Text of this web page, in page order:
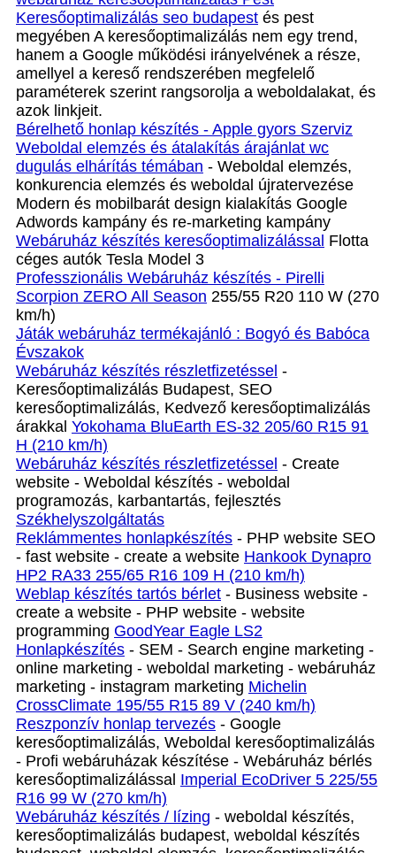
Keresőoptimalizálás seo budapest és pest
megyében A keresőoptimalizálás nem egy trend,
hanem a Google működési irányelvének a része,
amellyel a kereső rendszerében megfelelő
paraméterek szerint rangsorolja a weboldalakat, és
azok linkjeit.
Bérelhető honlap készítés - Apple gyors Szerviz
Weboldal elemzés és átalakítás árajánlat wc
dugulás elhárítás témában - Weboldal elemzés,
konkurencia elemzés és weboldal újratervezése
Modern és mobilbarát design kialakítás Google
Adwords kampány és re-marketing kampány
Webáruház készítés keresőoptimalizálással Flotta
céges autók Tesla Model 3
Professzionális Webáruház készítés - Pirelli
Scorpion ZERO All Season 255/55 R20 110 W (270
km/h)
Játák webáruház termékajánló : Bogyó és Babóca
Évszakok
Webáruház készítés részletfizetéssel -
Keresőoptimalizálás Budapest, SEO
keresőoptimalizálás, Kedvező keresőoptimalizálás
árakkal Yokohama BluEarth ES-32 205/60 R15 91
H (210 km/h)
Webáruház készítés részletfizetéssel - Create
website - Weboldal készítés - weboldal
programozás, karbantartás, fejlesztés
Székhelyszolgáltatás
Reklámmentes honlapkészítés - PHP website SEO
- fast website - create a website Hankook Dynapro
HP2 RA33 255/65 R16 109 H (210 km/h)
Weblap készítés tartós bérlet - Business website -
create a website - PHP website - website
programming GoodYear Eagle LS2
Honlapkészítés - SEM - Search engine marketing -
online marketing - weboldal marketing - webáruház
marketing - instagram marketing Michelin
CrossClimate 195/55 R15 89 V (240 km/h)
Reszponzív honlap tervezés - Google
keresőoptimalizálás, Weboldal keresőoptimalizálás
- Profi webáruházak készítése - Webáruház bérlés
keresőoptimalizálással Imperial EcoDriver 5 225/55
R16 99 W (270 km/h)
Webáruház készítés / lízing - weboldal készítés,
keresőoptimalizálás budapest, weboldal készítés